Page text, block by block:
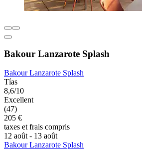
Bakour Lanzarote Splash
Bakour Lanzarote Splash
Tías
8,6/10
Excellent
(47)
205 €
taxes et frais compris
12 août - 13 août
Bakour Lanzarote Splash